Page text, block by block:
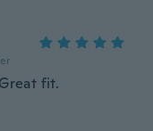
fit.